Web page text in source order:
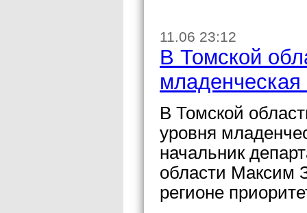
11.06 23:12
В Томской
младенческая
В Томской
уровня
начальник
области Максим
регионе